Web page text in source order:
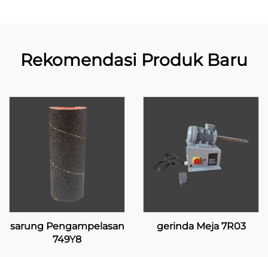
Rekomendasi Produk Baru
sarung Pengampelasan
749Y8
gerinda Meja 7R03